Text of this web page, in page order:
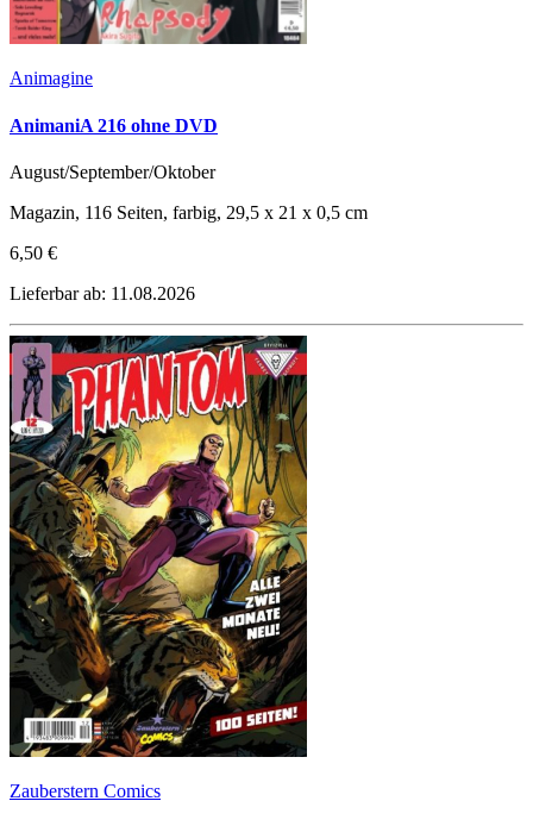
Animagine
AnimaniA 216 ohne DVD
August/September/Oktober
Magazin, 116 Seiten, farbig, 29,5 x 21 x 0,5 cm
6,50 €
Lieferbar ab: 11.08.2026
Zauberstern Comics